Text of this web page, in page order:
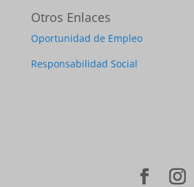
Otros Enlaces
Oportunidad de Empleo
Responsabilidad Social